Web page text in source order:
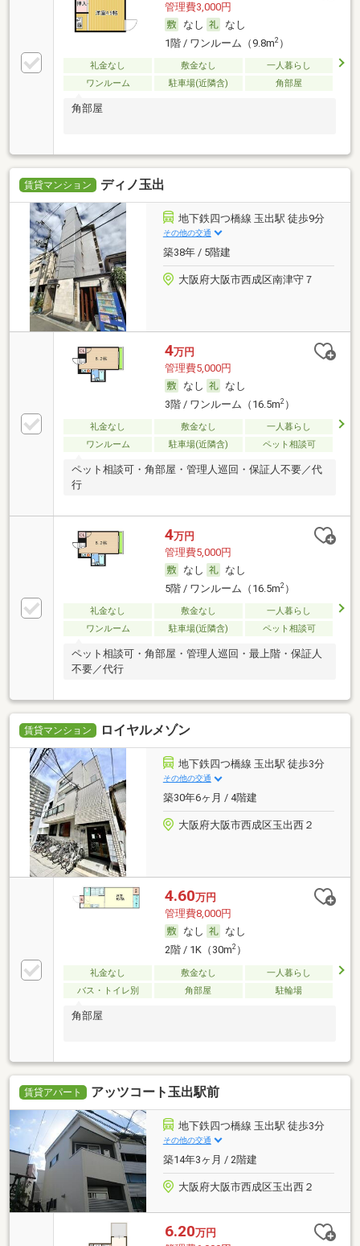
管理費3,000円
なし
なし
1階 / ワンルーム（9.8m2）
礼金なし 敷金なし
一人暮らし
ワンルーム
駐車場(近隣含) 角部屋
角部屋
賃貸マンション ディノ玉出
地下鉄四つ橋線 玉出駅 徒歩9分
その他の交通
築38年 / 5階建
大阪府大阪市西成区南津守７
4万円
管理費5,000円
なし
なし
3階 / ワンルーム（16.5m2）
礼金なし 敷金なし
一人暮らし
ワンルーム
駐車場(近隣含) ペット相談可
ペット相談可・角部屋・管理人巡回・保証人不要／代
行
4万円
管理費5,000円
なし
なし
5階 / ワンルーム（16.5m2）
礼金なし 敷金なし
一人暮らし
ワンルーム
駐車場(近隣含) ペット相談可
ペット相談可・角部屋・管理人巡回・最上階・保証人
不要／代行
賃貸マンション ロイヤルメゾン
地下鉄四つ橋線 玉出駅 徒歩3分
その他の交通
築30年6ヶ月 / 4階建
大阪府大阪市西成区玉出西２
4.60万円
管理費8,000円
なし
なし
2階 / 1K（30m2）
礼金なし 敷金なし
一人暮らし
バス・トイレ別
角部屋 駐輪場
角部屋
賃貸アパート アッツコート玉出駅前
地下鉄四つ橋線 玉出駅 徒歩3分
その他の交通
築14年3ヶ月 / 2階建
大阪府大阪市西成区玉出西２
6.20万円